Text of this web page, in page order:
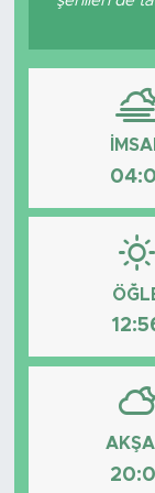
Resmi
Söyleşi
Foto
Teknoloji
Politika